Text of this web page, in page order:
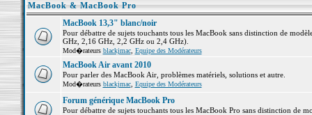
MacBook & MacBook Pro
MacBook 13,3" blanc/noir
Pour débattre de sujets touchants tous les MacBook sans distinction de
GHz, 2,16 GHz, 2,2 GHz ou 2,4 GHz).
Mod�rateurs blackjmac, Equipe des Modérateurs
MacBook Air avant 2010
Pour parler des MacBook Air, problèmes matériels, solutions et autre.
Mod�rateurs blackjmac, Equipe des Modérateurs
Forum générique MacBook Pro
Pour débattre de sujets touchants tous les MacBook Pro sans distinction de